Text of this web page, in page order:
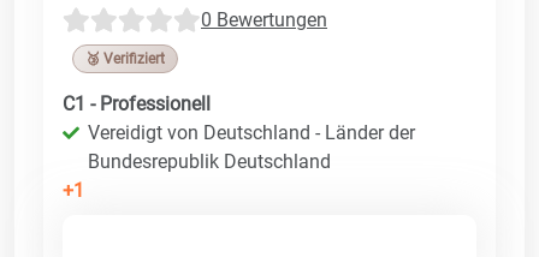
0 Bewertungen
🥉 Verifiziert
C1 - Professionell
Vereidigt von Deutschland - Länder der
Bundesrepublik Deutschland
+1